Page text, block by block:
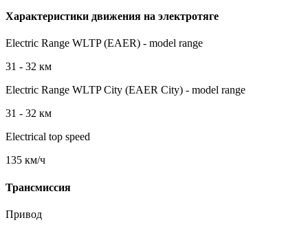
Характеристики движения на электротяге
Electric Range WLTP (EAER) - model range
31 - 32 км
Electric Range WLTP City (EAER City) - model range
31 - 32 км
Electrical top speed
135 км/ч
Трансмиссия
Привод